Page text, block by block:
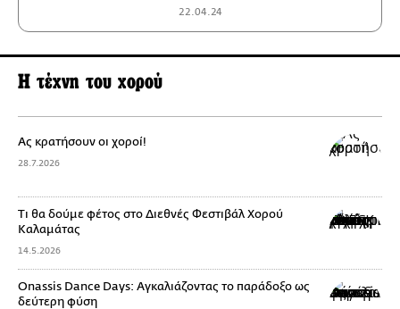
22.04.24
Η τέχνη του χορού
Ας κρατήσουν οι χοροί!
28.7.2026
Τι θα δούμε φέτος στο Διεθνές Φεστιβάλ Χορού
Καλαμάτας
14.5.2026
Onassis Dance Days: Αγκαλιάζοντας το παράδοξο ως
δεύτερη φύση